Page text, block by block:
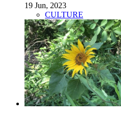
19 Jun, 2023
CULTURE